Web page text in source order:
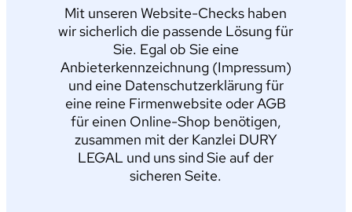
Mit unseren Website-Checks haben
wir sicherlich die passende Lösung für
Sie. Egal ob Sie eine
Anbieterkennzeichnung (Impressum)
und eine Datenschutzerklärung für
eine reine Firmenwebsite oder AGB
für einen Online-Shop benötigen,
zusammen mit der Kanzlei DURY
LEGAL und uns sind Sie auf der
sicheren Seite.